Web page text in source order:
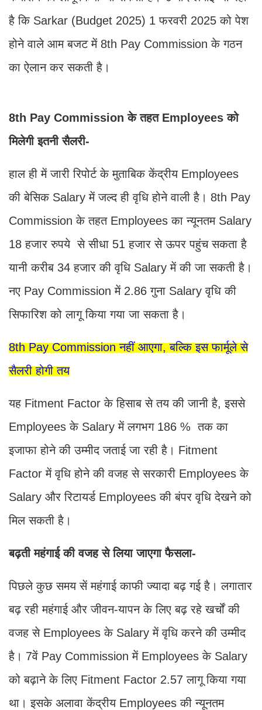
है कि Sarkar (Budget 2025) 1 फरवरी 2025 को पेश
होने वाले आम बजट में 8th Pay Commission के गठन
का ऐलान कर सकती है।
8th Pay Commission के तहत Employees को
मिलेगी इतनी सैलरी-
हाल ही में जारी रिपोर्ट के मुताबिक केंद्रीय Employees
की बेसिक Salary में जल्द ही वृधि होने वाली है। 8th Pay
Commission के तहत Employees का न्यूनतम Salary
18 हजार रुपये से सीधा 51 हजार से ऊपर पहुंच सकता है
यानी करीब 34 हजार की वृधि Salary में की जा सकती है।
नए Pay Commission में 2.86 गुना Salary वृधि की
सिफारिश को लागू किया गया जा सकता है।
8th Pay Commission नहीं आएगा, बल्कि इस फार्मूले से
सैलरी होगी तय
यह Fitment Factor के हिसाब से तय की जानी है, इससे
Employees के Salary में लगभग 186 % तक का
इजाफा होने की उम्मीद जताई जा रही है। Fitment
Factor में वृधि होने की वजह से सरकारी Employees के
Salary और रिटायर्ड Employees की बंपर वृधि देखने को
मिल सकती है।
बढ़ती महंगाई की वजह से लिया जाएगा फैसला-
पिछले कुछ समय सें महंगाई काफी ज्यादा बढ़ गई है। लगातार
बढ़ रही महंगाई और जीवन-यापन के लिए बढ़ रहे खर्चों की
वजह से Employees के Salary में वृधि करने की उम्मीद
है। 7वें Pay Commission में Employees के Salary
को बढ़ाने के लिए Fitment Factor 2.57 लागू किया गया
था। इसके अलावा केंद्रीय Employees की न्यूनतम